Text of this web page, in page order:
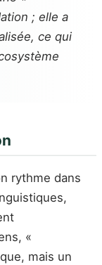
; elle a
ce qui
rythme dans
«
mais un